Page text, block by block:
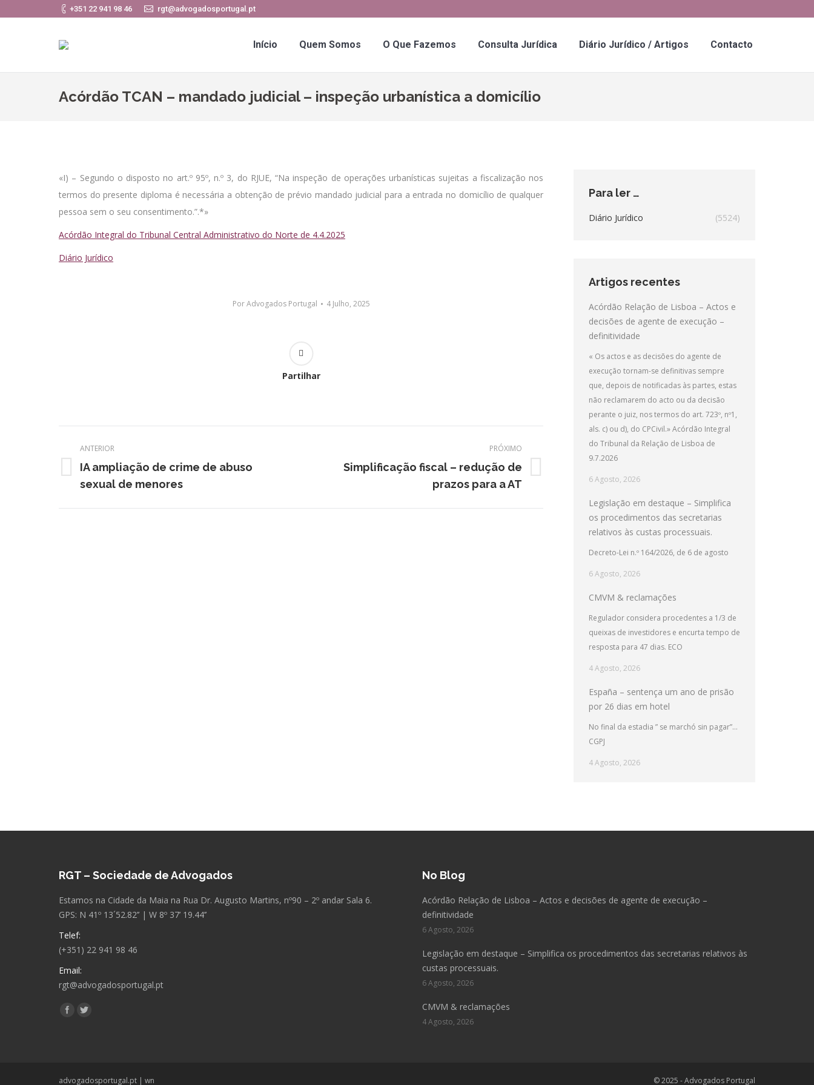
+351 22 941 98 46 rgt@advogadosportugal.pt
Início Quem Somos O Que Fazemos Consulta Jurídica Diário Jurídico / Artigos Contacto
Acórdão TCAN – mandado judicial – inspeção urbanística a domicílio
«I) – Segundo o disposto no art.º 95º, n.º 3, do RJUE, “Na inspeção de operações urbanísticas sujeitas a fiscalização nos
termos do presente diploma é necessária a obtenção de prévio mandado judicial para a entrada no domicílio de qualquer
pessoa sem o seu consentimento.”.*»
Acórdão Integral do Tribunal Central Administrativo do Norte de 4.4.2025
Diário Jurídico
PorAdvogados Portugal 4 Julho, 2025
Partilhar
de
post:
ANTERIOR
Post
anterior:
IA ampliação de crime de abuso
sexual de menores
PRÓXIMO
Próximo
Simplificação fiscal – redução de
prazos para a AT
Para ler …
Diário Jurídico (5524)
Artigos recentes
Acórdão Relação de Lisboa – Actos e
decisões de agente de execução –
definitividade
« Os actos e as decisões do agente de
execução tornam-se definitivas sempre
que, depois de notificadas às partes, estas
não reclamarem do acto ou da decisão
perante o juiz, nos termos do art. 723º, nº1,
als. c) ou d), do CPCivil.» Acórdão Integral
do Tribunal da Relação de Lisboa de
9.7.2026
6 Agosto, 2026
Legislação em destaque – Simplifica
os procedimentos das secretarias
relativos às custas processuais.
Decreto-Lei n.º 164/2026, de 6 de agosto
6 Agosto, 2026
CMVM & reclamações
Regulador considera procedentes a 1/3 de
queixas de investidores e encurta tempo de
resposta para 47 dias. ECO
4 Agosto, 2026
España – sentença um ano de prisão
por 26 dias em hotel
No final da estadia ” se marchó sin pagar”…
CGPJ
4 Agosto, 2026
RGT – Sociedade de Advogados
Estamos na Cidade da Maia na Rua Dr. Augusto Martins, nº90 – 2º andar Sala 6.
GPS: N 41º 13´52.82’’ | W 8º 37’ 19.44’’
Telef:
(+351) 22 941 98 46
Email:
rgt@advogadosportugal.pt
Encontre-nos em:
Facebook
Twitter
No Blog
Acórdão Relação de Lisboa – Actos e decisões de agente de execução –
definitividade
6 Agosto, 2026
Legislação em destaque – Simplifica os procedimentos das secretarias relativos às
custas processuais.
6 Agosto, 2026
CMVM & reclamações
4 Agosto, 2026
advogadosportugal.pt | wn © 2025 - Advogados Portugal